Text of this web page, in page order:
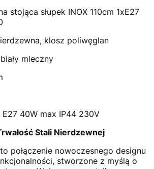
stojąca słupek INOX 110cm 1xE27
klosz poliwęglan
mleczny
E27 40W max IP44 230V
Stali Nierdzewnej
to połączenie nowoczesnego designu
stworzone z myślą o